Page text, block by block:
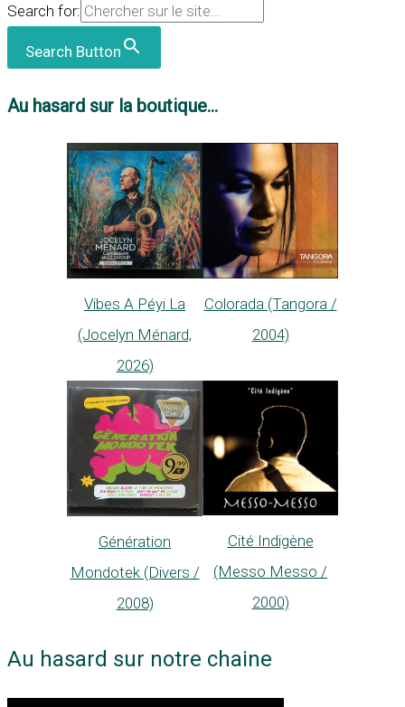
Search for:
Search Button
Au hasard sur la boutique...
Vibes A Péyi La
(Jocelyn Ménard,
2026)
Colorada (Tangora /
2004)
Génération
Mondotek (Divers /
2008)
Cité Indigène
(Messo Messo /
2000)
Au hasard sur notre chaine